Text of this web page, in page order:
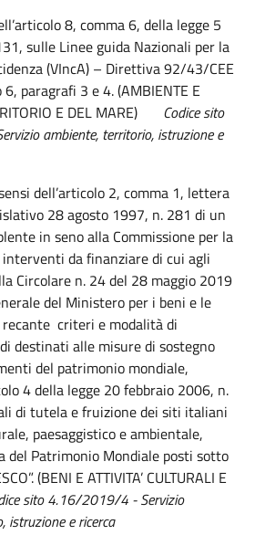
8, comma 6, della legge 5
sulle Linee guida Nazionali per la
(VIncA) – Direttiva 92/43/CEE
paragrafi 3 e 4. (AMBIENTE E
E DEL MARE) Codice sito
ambiente, territorio, istruzione e
dell’articolo 2, comma 1, lettera
28 agosto 1997, n. 281 di un
in seno alla Commissione per la
da finanziare di cui agli
Circolare n. 24 del 28 maggio 2019
del Ministero per i beni e le
criteri e modalità di
destinati alle misure di sostegno
del patrimonio mondiale,
4 della legge 20 febbraio 2006, n.
di tutela e fruizione dei siti italiani
paesaggistico e ambientale,
del Patrimonio Mondiale posti sotto
(BENI E ATTIVITA’ CULTURALI E
sito 4.16/2019/4 - Servizio
istruzione e ricerca